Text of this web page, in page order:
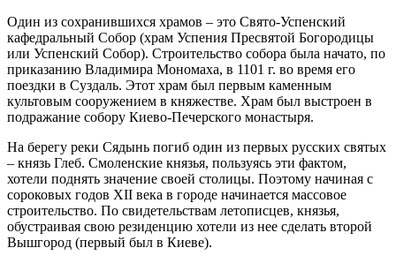
Один из сохранившихся храмов – это Свято-Успенский
кафедральный Собор (храм Успения Пресвятой Богородицы
или Успенский Собор). Строительство собора была начато, по
приказанию Владимира Мономаха, в 1101 г. во время его
поездки в Суздаль. Этот храм был первым каменным
культовым сооружением в княжестве. Храм был выстроен в
подражание собору Киево-Печерского монастыря.
На берегу реки Сядынь погиб один из первых русских святых
– князь Глеб. Смоленские князья, пользуясь эти фактом,
хотели поднять значение своей столицы. Поэтому начиная с
сороковых годов XII века в городе начинается массовое
строительство. По свидетельствам летописцев, князья,
обустраивая свою резиденцию хотели из нее сделать второй
Вышгород (первый был в Киеве).